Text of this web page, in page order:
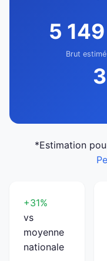
5
Brut estimé
*Estimation
+31%
vs
moyenne
nationale